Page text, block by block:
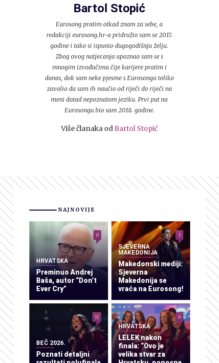
Bartol Stopić
Eurosong pratim otkad znam za sebe, a
redakciji eurosong.hr-a pridružio sam se 2017.
godine i tako si ispunio dugogodišnju želju.
Zbog ovog natjecanja upoznao sam se s
mnogim izvođačima čije karijere pratim i
danas, dok sam neke pjesme s Eurosonga toliko
zavolio da sam ih naučio od riječi do riječi na
meni dotad nepoznatom jeziku. Prvi put na
Eurosongu bio sam 2018. godine.
Više članaka od Bartol Stopić
NAJNOVIJE
HRVATSKA
Preminuo Andrej
Baša, autor “Don’t
Ever Cry”
0
SJEVERNA
MAKEDONIJA
Makedonski mediji:
Sjeverna
Makedonija se
vraća na Eurosong!
3
BEČ 2026.
Poznati detaljni
11
HRVATSKA
LELEK nakon
finala: “Ovo je
velika stvar za
0